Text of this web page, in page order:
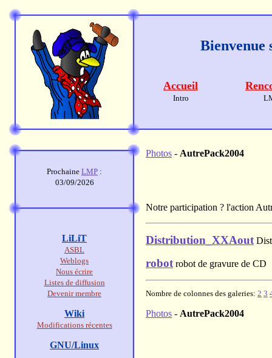
Accueil
Intro
Photos - AutrePack2004
Notre participation ? l'action
Distribution_XXAout
robot robot de gravure de CD
Nombre de colonnes des galeries: 2 3
Photos - AutrePack2004
Prochaine LMP :
03/09/2026
LiLiT
ASBL
Weblogs
Nous écrire
Listes de diffusion
Devenir membre
Wiki
Modifications récentes
GNU/Linux